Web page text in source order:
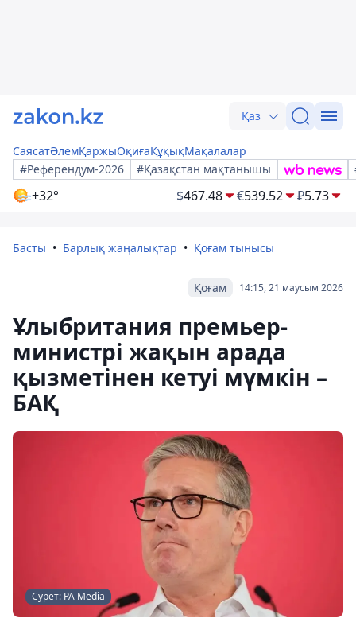
Қаз
СаясатӘлемҚаржыОқиғаҚұқықМақалалар
#Референдум-2026
#Қазақстан мақтанышы
+32° $467.48 €539.52 ₽5.73
Басты Барлық жаңалықтар Қоғам тынысы
14:15, 21 маусым 2026
Қоғам
Ұлыбритания премьер-
министрі жақын арада
қызметінен кетуі мүмкін –
БАҚ
Сурет: PA Media